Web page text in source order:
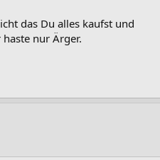
Witz
das Du alles kaufst und
nur Ärger.